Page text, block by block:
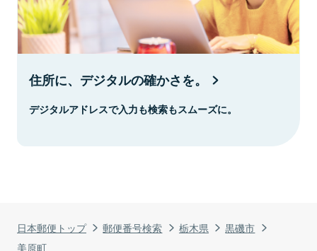
日本郵便トップ 郵便番号検索 栃木県
黒磯市
美原町
住所に、デジタルの確かさを。
デジタルアドレスで入力も検索もスムーズに。